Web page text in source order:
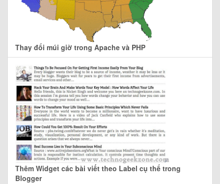
Thay đổi múi giờ trong Apache và PHP
Thêm Widget các bài viết theo Label cụ thể trong
Blogger